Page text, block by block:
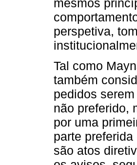
mesmos
perspetiva,
Tal como
também
pedidos
não preferido,
por uma
parte
são atos